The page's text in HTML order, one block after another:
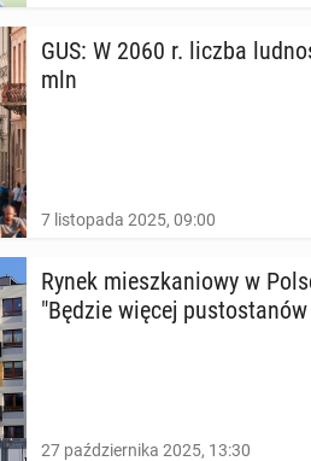
GUS: W 2060 r. liczba
mln
7 listopada 2025, 09:00
Rynek miesz­ka­nio­wy w
"Będzie więcej
27 października 2025, 13:30